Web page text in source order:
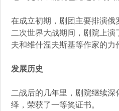
在成立初期，剧团主要排演
二次世界大战期间，剧院上
夫和维什涅夫斯基等作家的力
发展历史
二战后的几年里，剧院继续深
绎，荣获了一等奖证书。